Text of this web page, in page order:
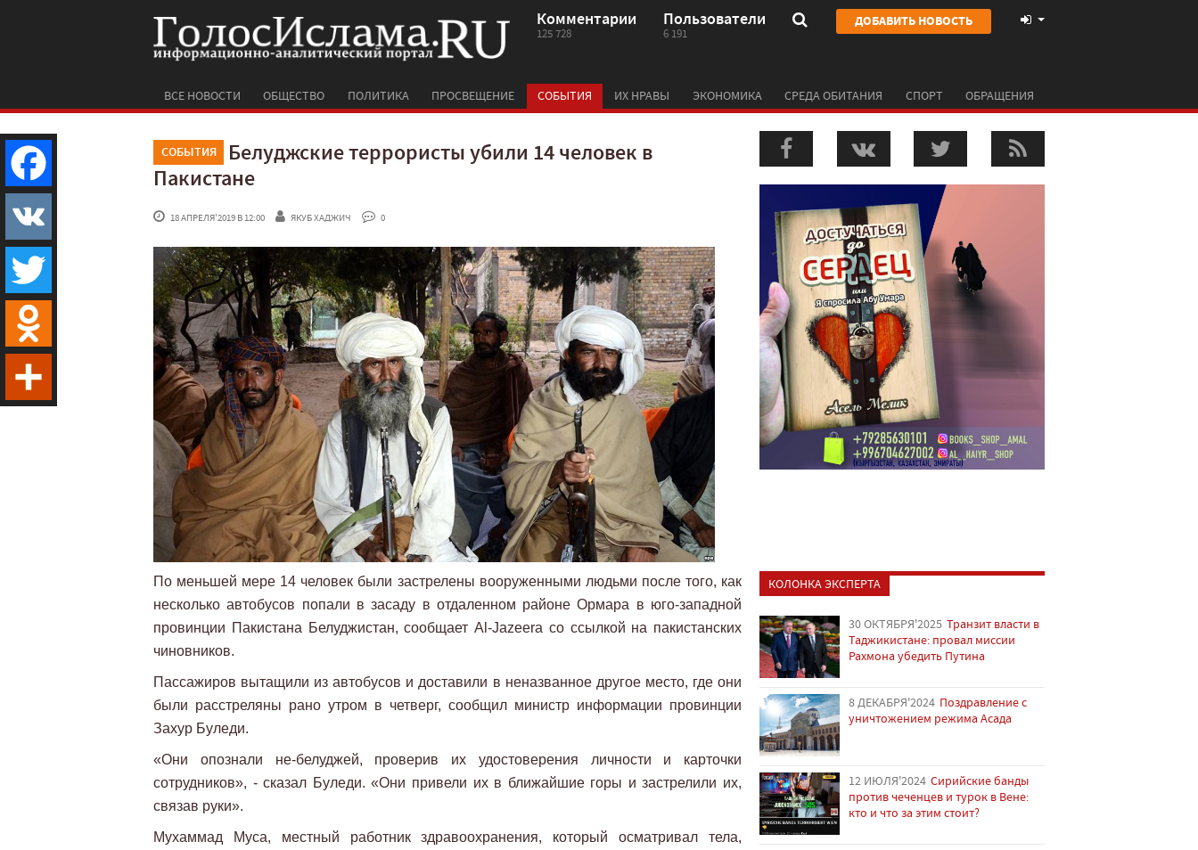
Комментарии
125 728
Пользователи
6 191
ДОБАВИТЬ НОВОСТЬ
ВСЕ НОВОСТИ ОБЩЕСТВО ПОЛИТИКА ПРОСВЕЩЕНИЕ СОБЫТИЯ ИХ НРАВЫ ЭКОНОМИКА СРЕДА ОБИТАНИЯ СПОРТ ОБРАЩЕНИЯ
СОБЫТИЯ
Белуджские террористы убили 14 человек в
Пакистане
18 АПРЕЛЯ'2019 В 12:00 ЯКУБ ХАДЖИЧ 0
По меньшей мере 14 человек были застрелены вооруженными людьми после того, как
несколько автобусов попали в засаду в отдаленном районе Ормара в юго-западной
провинции Пакистана Белуджистан, сообщает Al-Jazeera со ссылкой на пакистанских
чиновников.
Пассажиров вытащили из автобусов и доставили в неназванное другое место, где они
были расстреляны рано утром в четверг, сообщил министр информации провинции
Захур Буледи.
«Они опознали не-белуджей, проверив их удостоверения личности и карточки
сотрудников», - сказал Буледи. «Они привели их в ближайшие горы и застрелили их,
связав руки».
Мухаммад Муса, местный работник здравоохранения, который осматривал тела,
КОЛОНКА ЭКСПЕРТА
30 ОКТЯБРЯ'2025 Транзит власти в
Таджикистане: провал миссии
Рахмона убедить Путина
8 ДЕКАБРЯ'2024 Поздравление с
уничтожением режима Асада
12 ИЮЛЯ'2024 Сирийские банды
против чеченцев и турок в Вене:
кто и что за этим стоит?
Facebook
VK
Twitter
Odnoklassniki